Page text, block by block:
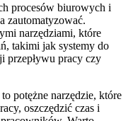
procesów biurowych i
zautomatyzować.
narzędziami, które
takimi jak systemy do
przepływu pracy czy
potężne narzędzie, które
oszczędzić czas i